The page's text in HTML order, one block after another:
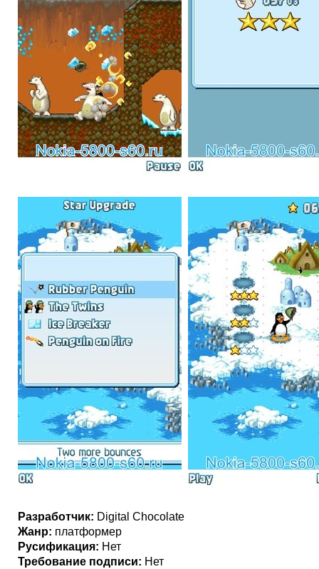
Разработчик: Digital Chocolate
Жанр: платформер
Русификация: Нет
Требование подписи: Нет